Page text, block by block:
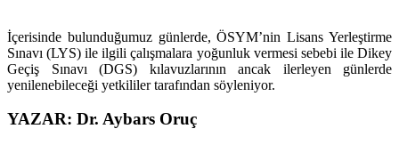
İçerisinde bulunduğumuz günlerde, ÖSYM’nin Lisans Yerleştirme
Sınavı (LYS) ile ilgili çalışmalara yoğunluk vermesi sebebi ile Dikey
Geçiş Sınavı (DGS) kılavuzlarının ancak ilerleyen günlerde
yenilenebileceği yetkililer tarafından söyleniyor.
YAZAR: Dr. Aybars Oruç